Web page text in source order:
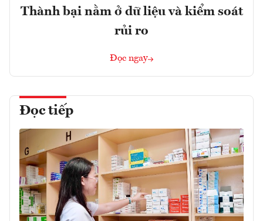
Thành bại nằm ở dữ liệu và kiểm soát
rủi ro
Đọc ngay
Đọc tiếp